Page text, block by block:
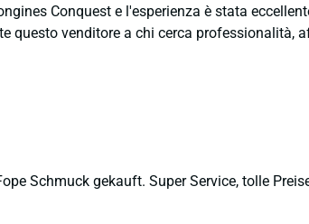
Conquest e l'esperienza è stata
questo venditore a chi cerca
Schmuck gekauft. Super Service, tolle